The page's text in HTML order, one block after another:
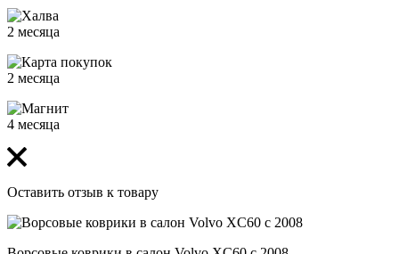
2 месяца
2 месяца
4 месяца
Оставить отзыв к товару